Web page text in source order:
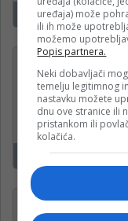
Banjaluka
Zeleni Vir
uređaja) može
ili ih može
možemo
Popis partnera.
Neki dobavljači
temelju legitimnog
nastavku možete
dnu ove stranice ili
pristankom ili
kolačića.